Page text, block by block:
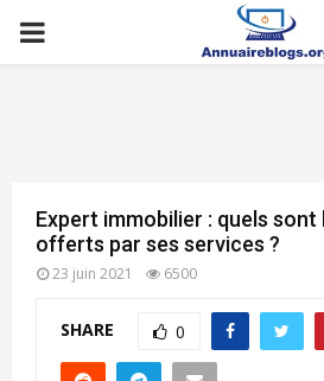
PRIMARY
Expert immobilier : quels sont
offerts par ses services ?
23 juin 2021 6500
SHARE 0